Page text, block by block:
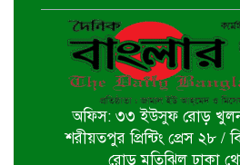
বাগেরহাট
পালিত হয়নি
খুলনায় ইমাম
চেহলুম পালিত
অফিস: ৩৩ ইউসুফ রোড়
শরীয়তপুর প্রিন্টিং প্রেস ২৮ /
রোড় মতিঝিল ঢাকা